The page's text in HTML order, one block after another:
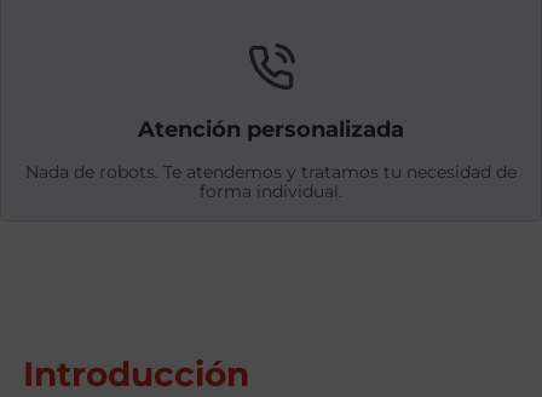
Atención personalizada
Nada de robots. Te atendemos y tratamos tu necesidad de
forma individual.
Introducción